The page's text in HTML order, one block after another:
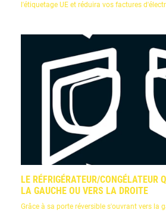
l'étiquetage UE et réduira vos factures
LE RÉFRIGÉRATEUR/CONGÉLATEUR
LA GAUCHE OU VERS LA DROITE
Grâce à sa porte réversible s'ouvrant vers la